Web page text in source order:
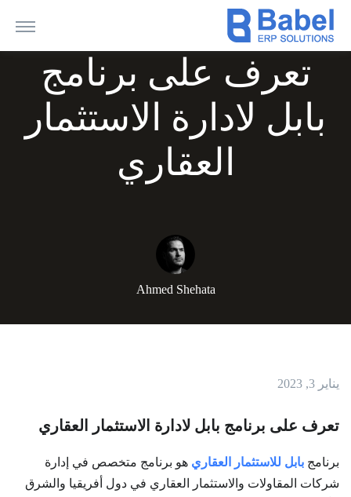
تعرف على برنامج
بابل لادارة الاستثمار
العقاري
Ahmed Shehata
يناير 3, 2023
تعرف على برنامج بابل لادارة الاستثمار العقاري
برنامج بابل للاستثمار العقاري هو برنامج متخصص في إدارة
شركات المقاولات والاستثمار العقاري في دول أفريقيا والشرق